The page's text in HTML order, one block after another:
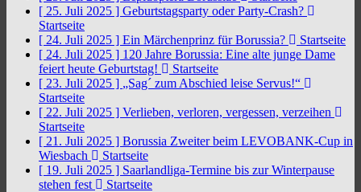
[ 25. Juli 2025 ] Geburtstagsparty oder Party-Crash?
Startseite
[ 24. Juli 2025 ] Ein Märchenprinz für Borussia?
Startseite
[ 24. Juli 2025 ] 120 Jahre Borussia: Eine alte junge Dame
feiert heute Geburtstag!
Startseite
[ 23. Juli 2025 ] „Sag´ zum Abschied leise Servus!“
Startseite
[ 22. Juli 2025 ] Verlieben, verloren, vergessen, verzeihen
Startseite
[ 21. Juli 2025 ] Borussia Zweiter beim LEVOBANK-Cup in
Wiesbach
Startseite
[ 19. Juli 2025 ] Saarlandliga-Termine bis zur Winterpause
stehen fest
Startseite